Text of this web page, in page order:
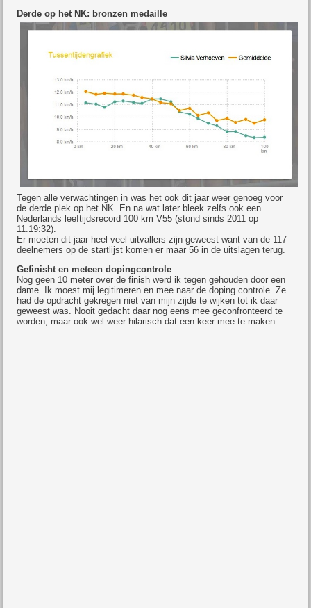
Derde op het NK: bronzen medaille
Tegen alle verwachtingen in was het ook dit jaar weer genoeg voor
de derde plek op het NK. En na wat later bleek zelfs ook een
Nederlands leeftijdsrecord 100 km V55 (stond sinds 2011 op
11.19:32).
Er moeten dit jaar heel veel uitvallers zijn geweest want van de 117
deelnemers op de startlijst komen er maar 56 in de uitslagen terug.
Gefinisht en meteen dopingcontrole
Nog geen 10 meter over de finish werd ik tegen gehouden door een
dame. Ik moest mij legitimeren en mee naar de doping controle. Ze
had de opdracht gekregen niet van mijn zijde te wijken tot ik daar
geweest was. Nooit gedacht daar nog eens mee geconfronteerd te
worden, maar ook wel weer hilarisch dat een keer mee te maken.